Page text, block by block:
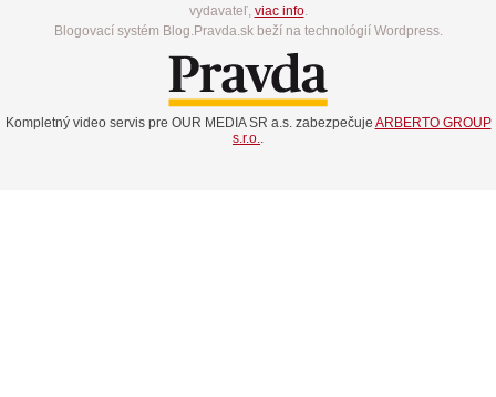
vydavateľ, viac info.
Blogovací systém Blog.Pravda.sk beží na technológií Wordpress.
Kompletný video servis pre OUR MEDIA SR a.s. zabezpečuje ARBERTO GROUP
s.r.o.